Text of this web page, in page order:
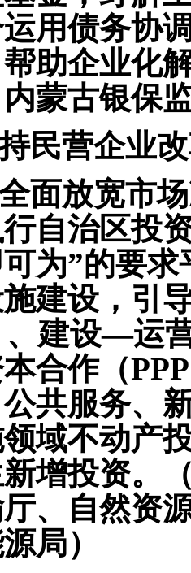
用债务协
助企业化
蒙古银保
民营企业
全面放宽市
自治区投
为”的要
建设，引
、建设—运
合作（
共服务、
域不动产
增投资。
、自然资
局）